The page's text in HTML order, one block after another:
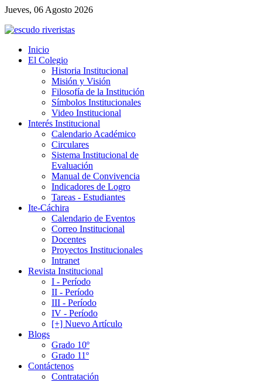
Jueves, 06 Agosto 2026
Inicio
El Colegio
Historia Institucional
Misión y Visión
Filosofía de la Institución
Símbolos Institucionales
Video Institucional
Interés Institucional
Calendario Académico
Circulares
Sistema Institucional de
Evaluación
Manual de Convivencia
Indicadores de Logro
Tareas - Estudiantes
Ite-Cáchira
Calendario de Eventos
Correo Institucional
Docentes
Proyectos Institucionales
Intranet
Revista Institucional
I - Período
II - Período
III - Período
IV - Período
[+] Nuevo Artículo
Blogs
Grado 10º
Grado 11º
Contáctenos
Contratación